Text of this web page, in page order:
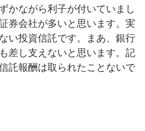
かながら利子が付いていまし
券会社が多いと思います。実
い投資信託です。まあ、銀行
差し支えないと思います。記
託報酬は取られたことないで